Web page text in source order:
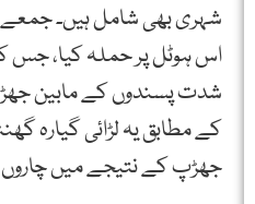
شہری بھی شامل ہیں۔
اس ہوٹل پر حملہ کیا، جس
شدت پسندوں کے مابین
کے مطابق یہ لڑائی گیارہ
جھڑپ کے نتیجے میں